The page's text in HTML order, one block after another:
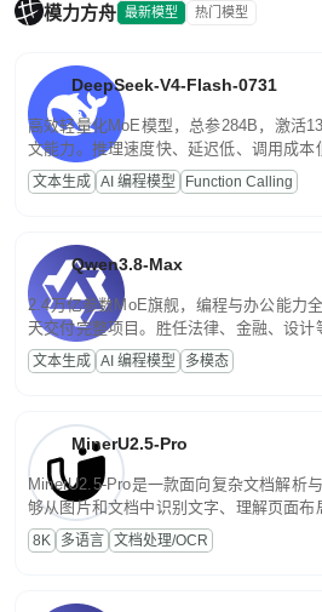
模力方舟 最新模型 热门模型
DeepSeek-V4-Flash-0731
高效轻量化MoE模型，总参284B，激活
文能力。推理速度快、延迟低、调用成本
高并发、轻量化任务，适合日常对话、内
文案处理等普惠刚需场景。
文本生成 AI 编程模型 Function Calling
Qwen3.8-Max
2.4万亿参数MoE旗舰，编程与办公能力
天交付完整项目。胜任法律、金融、设计
话端到端交付生产级成果。原生视觉理解
程，支持超长文档与长视频的深度语义解
文本生成 AI 编程模型 多模态
MinerU2.5-Pro
MinerU2.5-Pro是一款面向复杂文档解析
够从图片和文档中识别文字、理解页面布
为便于存储、检索和二次处理的结构化结
8K 多语言 文档处理/OCR